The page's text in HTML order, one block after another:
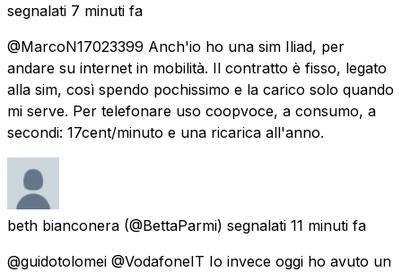
segnalati 7 minuti fa
@MarcoN17023399 Anch'io ho una sim Iliad, per
andare su internet in mobilità. Il contratto è fisso, legato
alla sim, così spendo pochissimo e la carico solo quando
mi serve. Per telefonare uso coopvoce, a consumo, a
secondi: 17cent/minuto e una ricarica all'anno.
beth bianconera (@BettaParmi) segnalati 11 minuti fa
@guidotolomei @VodafoneIT Io invece oggi ho avuto un